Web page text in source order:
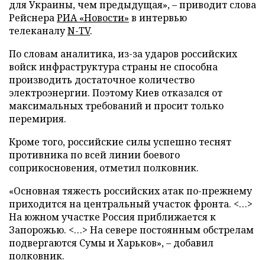
для Украины, чем предыдущая», – приводит слова
РейснераРИА «Новости» в интервью
телеканалуN-TV.
По словам аналитика, из-за ударов российских
войск инфраструктура страны не способна
производить достаточное количество
электроэнергии. Поэтому Киев отказался от
максимальных требований и просит только
перемирия.
Кроме того, российские силы успешно теснят
противника по всей линии боевого
соприкосновения, отметил полковник.
«Основная тяжесть российских атак по-прежнему
приходится на центральный участок фронта. <…>
На южном участке Россия приближается к
Запорожью. <…> На севере постоянным обстрелам
подвергаются Сумы и Харьков», – добавил
полковник.